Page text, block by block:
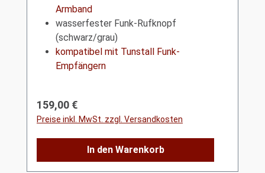
Armband
wasserfester Funk-Rufknopf
(schwarz/grau)
kompatibel mit Tunstall Funk-
Empfängern
Regulärer Preis:
159,00 €
Preise inkl. MwSt. zzgl. Versandkosten
In den Warenkorb